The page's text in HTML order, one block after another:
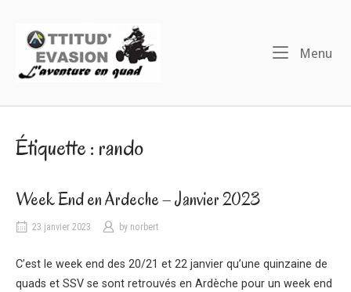
content
Home
Menu
Étiquette : rando
Week End en Ardeche – Janvier 2023
23 janvier 2023 by norbert
C’est le week end des 20/21 et 22 janvier qu’une quinzaine de
quads et SSV se sont retrouvés en Ardèche pour un week end